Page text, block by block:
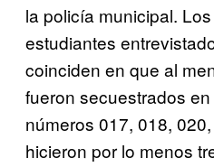
la policía municipal.
estudiantes
coinciden en que al
fueron secuestrados
números 017, 018,
hicieron por lo menos